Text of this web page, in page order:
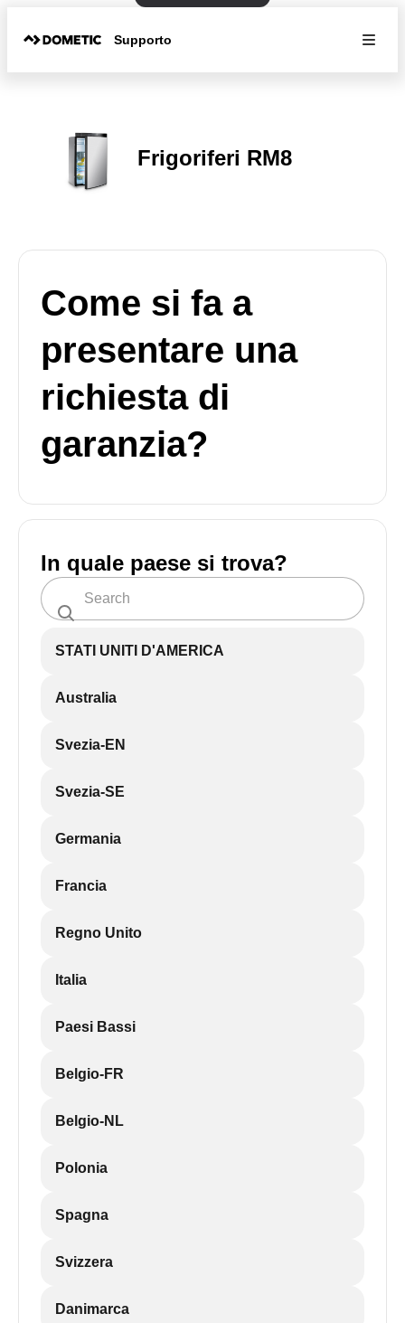
Supporto
Frigoriferi RM8
Come si fa a
presentare una
richiesta di
garanzia?
In quale paese si trova?
STATI UNITI D'AMERICA
Australia
Svezia-EN
Svezia-SE
Germania
Francia
Regno Unito
Italia
Paesi Bassi
Belgio-FR
Belgio-NL
Polonia
Spagna
Svizzera
Danimarca